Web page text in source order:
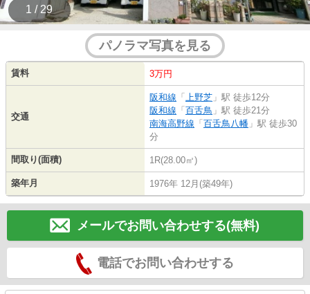
1 / 29
パノラマ写真を見る
賃料 3万円
交通
阪和線 「 上野芝 」駅 徒歩12分
阪和線 「 百舌鳥 」駅 徒歩21分
南海高野線 「 百舌鳥八幡 」駅 徒歩30
分
間取り(面積) 1R(28.00㎡)
築年月 1976年 12月(築49年)
メールでお問い合わせする(無料)
電話でお問い合わせする